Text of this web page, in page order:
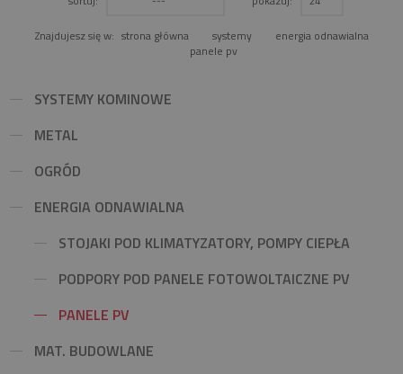
Znajdujesz się w: strona główna systemy
energia odnawialna
panele pv
SYSTEMY KOMINOWE
METAL
OGRÓD
ENERGIA ODNAWIALNA
STOJAKI POD KLIMATYZATORY, POMPY CIEPŁA
PODPORY POD PANELE FOTOWOLTAICZNE PV
PANELE PV
MAT. BUDOWLANE